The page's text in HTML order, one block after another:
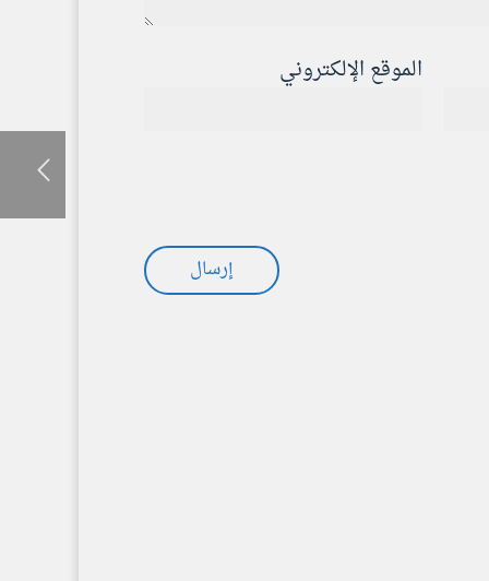
الموقع الإلكتروني